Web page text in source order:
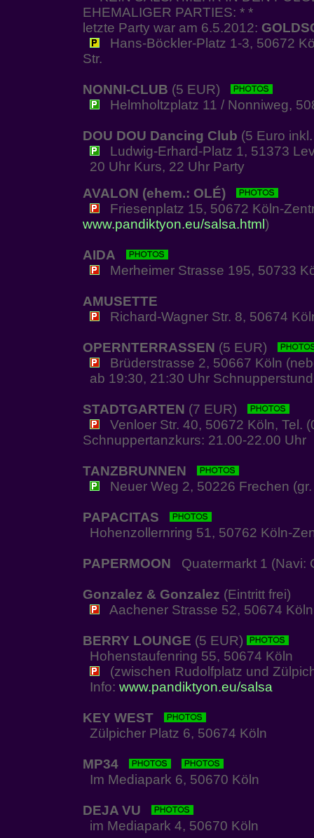
EHEMALIGER PARTIES: * *
letzte Party war am 6.5.2012:
Hans-Böckler-Platz 1-3, 50672
Str.
NONNI-CLUB (5 EUR)
Helmholtzplatz 11 / Nonniweg,
DOU DOU Dancing Club (5 Euro
Ludwig-Erhard-Platz 1, 51373
20 Uhr Kurs, 22 Uhr Party
AVALON (ehem.: OLÉ)
Friesenplatz 15, 50672 Köln-
www.pandiktyon.eu/salsa.html )
AIDA
Merheimer Strasse 195, 50733
AMUSETTE
Richard-Wagner Str. 8, 50674
OPERNTERRASSEN (5 EUR)
Brüderstrasse 2, 50667 Köln
ab 19:30, 21:30 Uhr
STADTGARTEN (7 EUR)
Venloer Str. 40, 50672 Köln, Tel.
Schnuppertanzkurs: 21.00-22.00 Uhr
TANZBRUNNEN
Neuer Weg 2, 50226 Frechen
PAPACITAS
Hohenzollernring 51, 50762 Köln-
PAPERMOON Quatermarkt 1 (Navi:
Gonzalez & Gonzalez (Eintritt frei)
Aachener Strasse 52, 50674 Köln
BERRY LOUNGE (5 EUR)
Hohenstaufenring 55, 50674 Köln
(zwischen Rudolfplatz und
Info: www.pandiktyon.eu/salsa
KEY WEST
Zülpicher Platz 6, 50674 Köln
MP34
Im Mediapark 6, 50670 Köln
DEJA VU
im Mediapark 4, 50670 Köln